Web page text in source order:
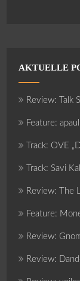
AKTUELLE
Review: Talk
Feature:
Track: OVE
Track: Savi
Review: The
Feature:
Review:
Review: